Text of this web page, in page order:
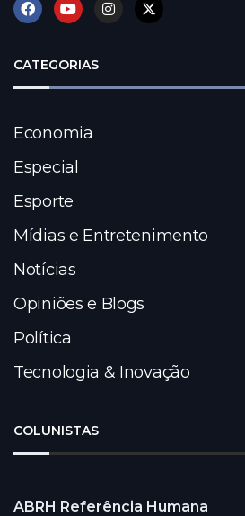
CATEGORIAS
Economia
Especial
Esporte
Mídias e Entretenimento
Notícias
Opiniões e Blogs
Política
Tecnologia & Inovação
COLUNISTAS
ABRH Referência Humana